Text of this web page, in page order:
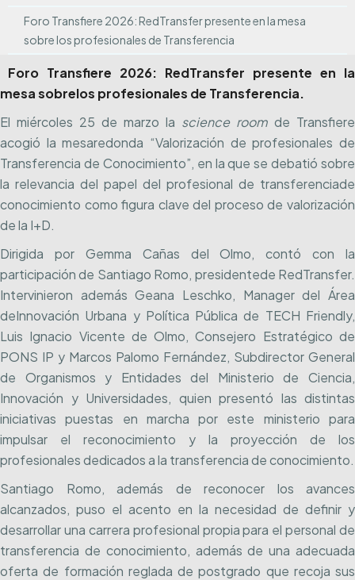
Foro Transfiere 2026: RedTransfer presente en la mesa
sobre los profesionales de Transferencia
Foro Transfiere 2026: RedTransfer presente en la
mesa sobrelos profesionales de Transferencia.
El miércoles 25 de marzo la science room de Transfiere
acogió la mesaredonda “Valorización de profesionales de
Transferencia de Conocimiento”, en la que se debatió sobre
la relevancia del papel del profesional de transferenciade
conocimiento como figura clave del proceso de valorización
de la I+D.
Dirigida por Gemma Cañas del Olmo, contó con la
participación de Santiago Romo, presidentede RedTransfer.
Intervinieron además Geana Leschko, Manager del Área
deInnovación Urbana y Política Pública de TECH Friendly,
Luis Ignacio Vicente de Olmo, Consejero Estratégico de
PONS IP y Marcos Palomo Fernández, Subdirector General
de Organismos y Entidades del Ministerio de Ciencia,
Innovación y Universidades, quien presentó las distintas
iniciativas puestas en marcha por este ministerio para
impulsar el reconocimiento y la proyección de los
profesionales dedicados a la transferencia de conocimiento.
Santiago Romo, además de reconocer los avances
alcanzados, puso el acento en la necesidad de definir y
desarrollar una carrera profesional propia para el personal de
transferencia de conocimiento, además de una adecuada
oferta de formación reglada de postgrado que recoja sus